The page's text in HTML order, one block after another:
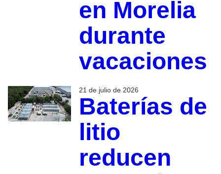
en Morelia
durante
vacaciones
21 de julio de 2026
Baterías de
litio
reducen